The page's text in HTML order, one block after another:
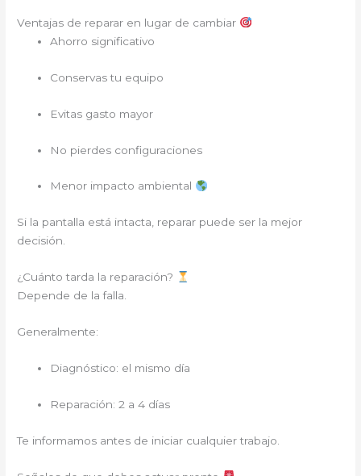
Ventajas de reparar en lugar de cambiar
Ahorro significativo
Conservas tu equipo
Evitas gasto mayor
No pierdes configuraciones
Menor impacto ambiental
Si la pantalla está intacta, reparar puede ser la mejor
decisión.
¿Cuánto tarda la reparación?
Depende de la falla.
Generalmente:
Diagnóstico: el mismo día
Reparación: 2 a 4 días
Te informamos antes de iniciar cualquier trabajo.